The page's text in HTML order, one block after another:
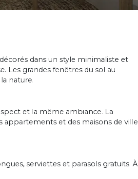
dans un style minimaliste et
Les grandes fenêtres du sol au
nature.
et la même ambiance. La
appartements et des maisons de ville
serviettes et parasols gratuits. À